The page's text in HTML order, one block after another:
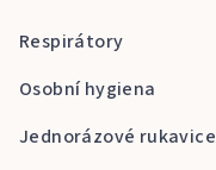
Respirátory
Osobní hygiena
Jednorázové rukavice